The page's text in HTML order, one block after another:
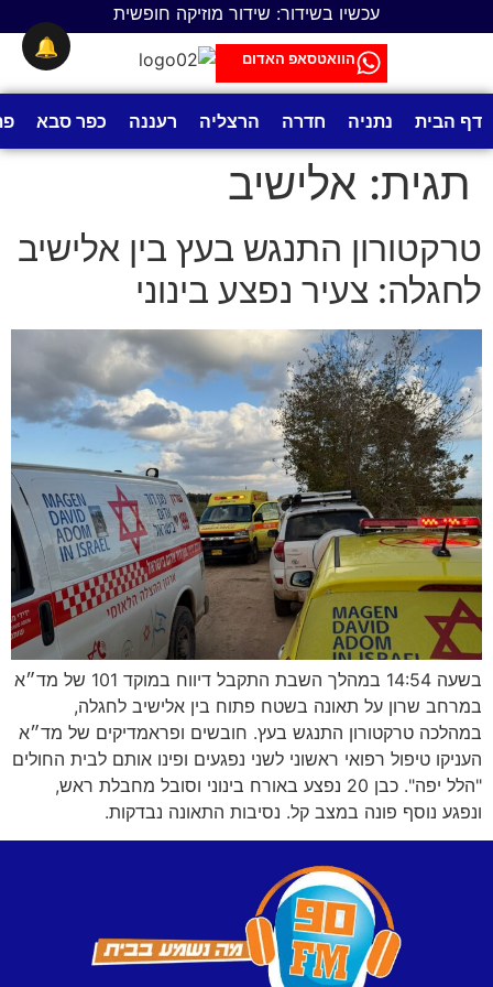
עכשיו בשידור: שידור מוזיקה חופשית
הוואטסאפ האדום
דף הבית נתניה חדרה הרצליה רעננה כפר סבא
תגית: אלישיב
טרקטורון התנגש בעץ בין אלישיב
לחגלה: צעיר נפצע בינוני
בשעה 14:54 במהלך השבת התקבל דיווח במוקד 101 של מד״א
במרחב שרון על תאונה בשטח פתוח בין אלישיב לחגלה,
במהלכה טרקטורון התנגש בעץ. חובשים ופראמדיקים של מד״א
העניקו טיפול רפואי ראשוני לשני נפגעים ופינו אותם לבית החולים
"הלל יפה". כבן 20 נפצע באורח בינוני וסובל מחבלת ראש,
ונפגע נוסף פונה במצב קל. נסיבות התאונה נבדקות.
🔔